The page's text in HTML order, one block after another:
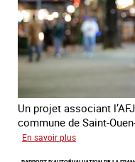
et
le
conflit
en
Un projet associant
commune de Saint-
En savoir plus